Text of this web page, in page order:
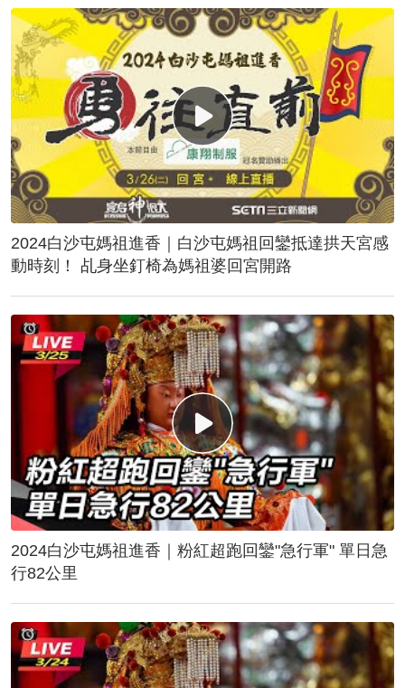
2024白沙屯媽祖進香｜白沙屯媽祖回鑾抵達拱天宮感
動時刻！ 乩身坐釘椅為媽祖婆回宮開路
2024白沙屯媽祖進香｜粉紅超跑回鑾"急行軍" 單日急
行82公里